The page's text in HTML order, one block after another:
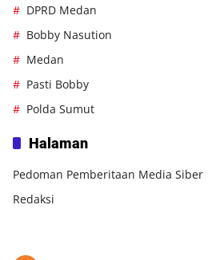
DPRD Medan
Bobby Nasution
Medan
Pasti Bobby
Polda Sumut
Halaman
Pedoman Pemberitaan Media Siber
Redaksi